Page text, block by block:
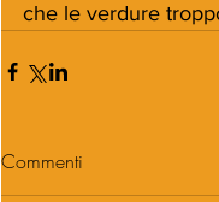
che le verdure
Commenti